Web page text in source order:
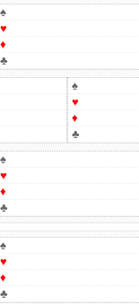
♠
♥
♦
♣
♠
♥
♦
♣
♠
♥
♦
♣
♠
♥
♦
♣